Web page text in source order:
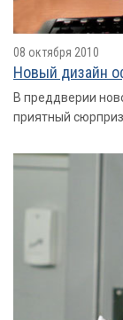
08 октября 2010
Новый дизайн
В преддверии
приятный